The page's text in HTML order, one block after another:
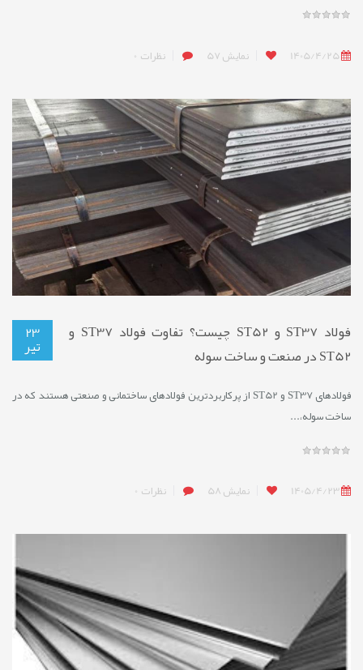
1405/4/25 نمایش نظرات
23
تیر
فولاد ST37 و ST52 چیست؟ تفاوت فولاد ST37 و
ST52 در صنعت و ساخت سوله
فولادهای ST37 و ST52 از پرکاربردترین فولادهای ساختمانی و صنعتی هستند که در
ساخت سوله،...
1405/4/23 نمایش نظرات